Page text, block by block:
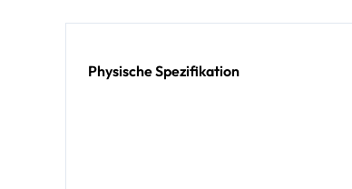
Physische Spezifikation